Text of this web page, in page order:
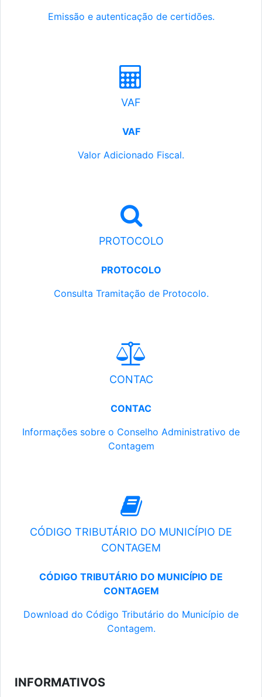
Emissão e autenticação de certidões.
VAF
VAF
Valor Adicionado Fiscal.
PROTOCOLO
PROTOCOLO
Consulta Tramitação de Protocolo.
CONTAC
CONTAC
Informações sobre o Conselho Administrativo de
Contagem
CÓDIGO TRIBUTÁRIO DO MUNICÍPIO DE
CONTAGEM
CÓDIGO TRIBUTÁRIO DO MUNICÍPIO DE
CONTAGEM
Download do Código Tributário do Município de
Contagem.
INFORMATIVOS